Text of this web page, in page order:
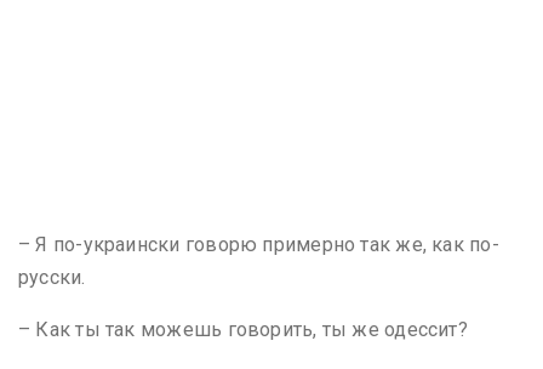
– Я по-украински говорю примерно так же, как по-
русски.
– Как ты так можешь говорить, ты же одессит?